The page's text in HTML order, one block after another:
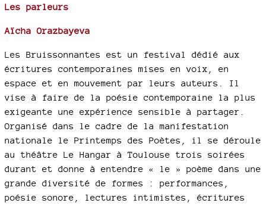
Les parleurs
Aïcha Orazbayeva
Les Bruissonnantes est un festival dédié aux
écritures contemporaines mises en voix, en
espace et en mouvement par leurs auteurs. Il
vise à faire de la poésie contemporaine la plus
exigeante une expérience sensible à partager.
Organisé dans le cadre de la manifestation
nationale le Printemps des Poètes, il se déroule
au théâtre Le Hangar à Toulouse trois soirées
durant et donne à entendre « le » poème dans une
grande diversité de formes : performances,
poésie sonore, lectures intimistes, écritures